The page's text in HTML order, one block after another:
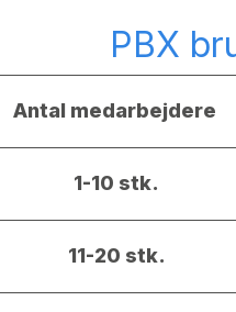
PBX
Antal medarbejdere
1-10 stk.
11-20 stk.